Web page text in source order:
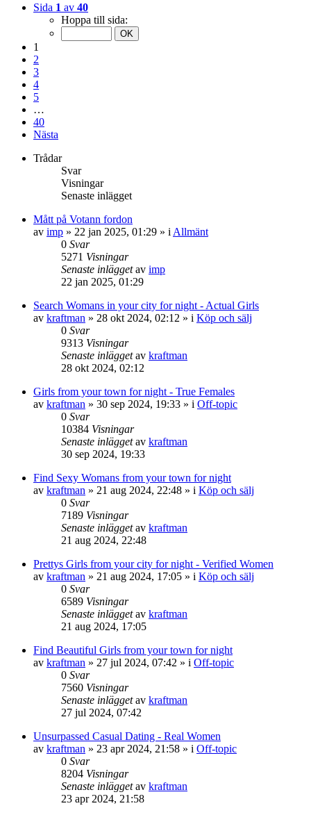
Sida 1 av 40
Hoppa till sida:
1
2
3
4
5
…
40
Nästa
Trådar
Svar
Visningar
Senaste inlägget
Mått på Votann fordon
av imp » 22 jan 2025, 01:29 » i Allmänt
0 Svar
5271 Visningar
Senaste inläggetav imp
22 jan 2025, 01:29
Search Womans in your city for night - Actual Girls
av kraftman » 28 okt 2024, 02:12 » i Köp och sälj
0 Svar
9313 Visningar
Senaste inläggetav kraftman
28 okt 2024, 02:12
Girls from your town for night - True Females
av kraftman » 30 sep 2024, 19:33 » i Off-topic
0 Svar
10384 Visningar
Senaste inläggetav kraftman
30 sep 2024, 19:33
Find Sexy Womans from your town for night
av kraftman » 21 aug 2024, 22:48 » i Köp och sälj
0 Svar
7189 Visningar
Senaste inläggetav kraftman
21 aug 2024, 22:48
Prettys Girls from your city for night - Verified Women
av kraftman » 21 aug 2024, 17:05 » i Köp och sälj
0 Svar
6589 Visningar
Senaste inläggetav kraftman
21 aug 2024, 17:05
Find Beautiful Girls from your town for night
av kraftman » 27 jul 2024, 07:42 » i Off-topic
0 Svar
7560 Visningar
Senaste inläggetav kraftman
27 jul 2024, 07:42
Unsurpassed Сasual Dating - Real Women
av kraftman » 23 apr 2024, 21:58 » i Off-topic
0 Svar
8204 Visningar
Senaste inläggetav kraftman
23 apr 2024, 21:58